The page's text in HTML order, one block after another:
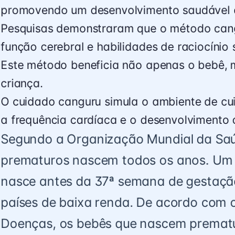
promovendo um desenvolvimento
Pesquisas demonstraram que o método
função cerebral e habilidades de raciocínio
Este método beneficia não apenas o
criança.
O cuidado canguru simula o ambiente de
a frequência cardíaca e o desenvolvimento
Segundo a Organização Mundial da
prematuros nascem todos os anos.
nasce antes da 37ª semana de
países de baixa renda. De acordo com
Doenças, os bebês que nascem